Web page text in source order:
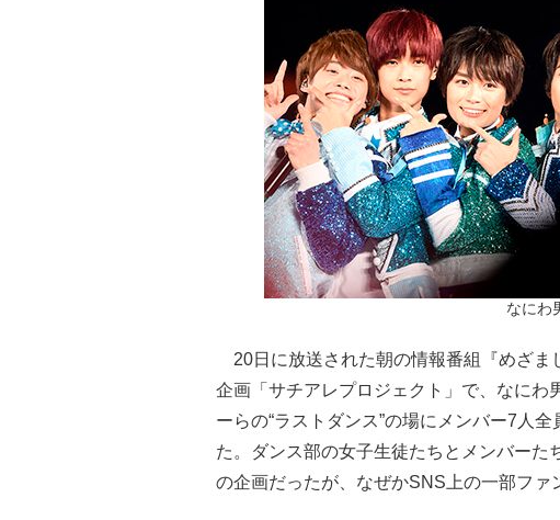
なにわ
20日に放送された朝の情報番組『めざま
企画「サチアレプロジェクト」で、なにわ
ーらの“ラストダンス”の場にメンバー7人
た。ダンス部の女子生徒たちとメンバーた
の企画だったが、なぜかSNS上の一部ファ